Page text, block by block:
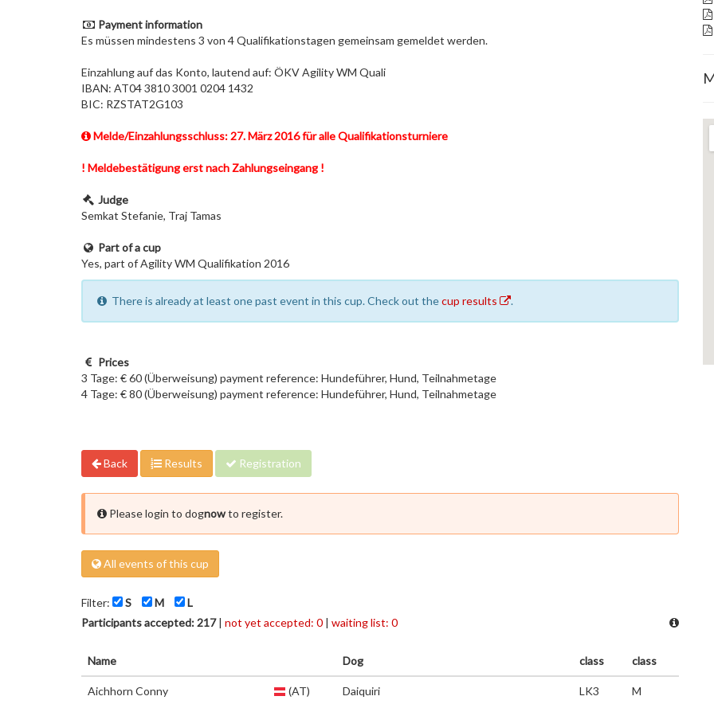
Payment information
Es müssen mindestens 3 von 4 Qualifikationstagen gemeinsam gemeldet werden.
Einzahlung auf das Konto, lautend auf: ÖKV Agility WM Quali
IBAN: AT04 3810 3001 0204 1432
BIC: RZSTAT2G103
Melde/Einzahlungsschluss: 27. März 2016 für alle Qualifikationsturniere
! Meldebestätigung erst nach Zahlungseingang !
Judge
Semkat Stefanie, Traj Tamas
Part of a cup
Yes, part of Agility WM Qualifikation 2016
There is already at least one past event in this cup. Check out thecup results .
Prices
3 Tage: € 60 (Überweisung) payment reference: Hundeführer, Hund, Teilnahmetage
4 Tage: € 80 (Überweisung) payment reference: Hundeführer, Hund, Teilnahmetage
Back Results Registration
Please login to dognowto register.
All events of this cup
Filter: S M
L
Participants accepted: 217| not yet accepted: 0 | waiting list: 0
Name Dog class class
Aichhorn Conny (AT) Daiquiri LK3 M